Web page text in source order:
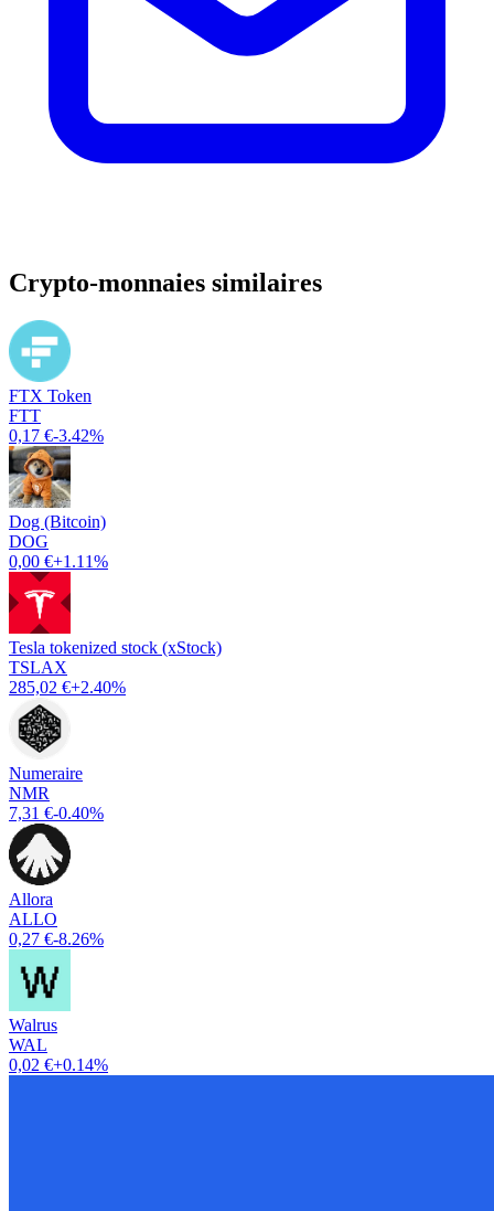
Crypto-monnaies similaires
FTX Token
FTT
0,17 €-3.42%
Dog (Bitcoin)
DOG
0,00 €+1.11%
Tesla tokenized stock (xStock)
TSLAX
285,02 €+2.40%
Numeraire
NMR
7,31 €-0.40%
Allora
ALLO
0,27 €-8.26%
Walrus
WAL
0,02 €+0.14%